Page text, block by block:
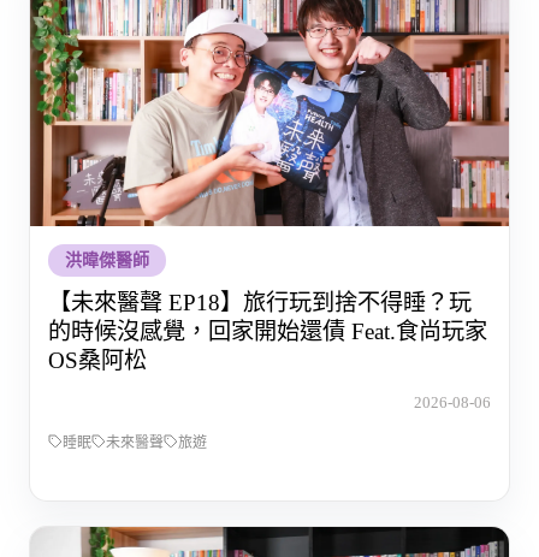
洪暐傑醫師
【未來醫聲 EP18】旅行玩到捨不得睡？玩
的時候沒感覺，回家開始還債 Feat.食尚玩家
OS桑阿松
2026-08-06
睡眠 未來醫聲 旅遊